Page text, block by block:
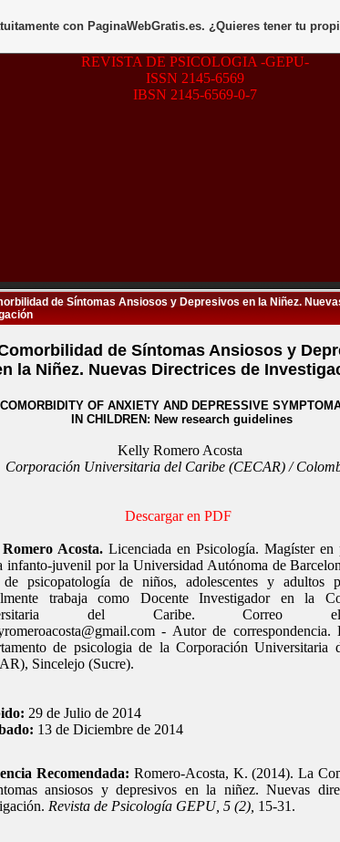
REVISTA DE PSICOLOGIA -GEPU-
ISSN 2145-6569
IBSN 2145-6569-0-7
de Síntomas Ansiosos y Depresivos en la Niñez.
de Síntomas Ansiosos y
la Niñez. Nuevas Directrices de
OF ANXIETY AND DEPRESSIVE
IN CHILDREN: New research guidelines
Kelly Romero Acosta
Corporación Universitaria del Caribe (CECAR) /
Descargar en PDF
Acosta. Licenciada en Psicología. Magíster en
infanto-juvenil por la Universidad Autónoma de
psicopatología de niños, adolescentes y adultos
trabaja como Docente Investigador en la
del Caribe. Correo
- Autor de correspondencia.
de psicologia de la Corporación Universitaria
Sincelejo (Sucre).
29 de Julio de 2014
13 de Diciembre de 2014
Recomendada: Romero-Acosta, K. (2014). La
ansiosos y depresivos en la niñez. Nuevas
Revista de Psicología GEPU, 5 (2), 15-31.
con PaginaWebGratis.es. ¿Quieres tener tu